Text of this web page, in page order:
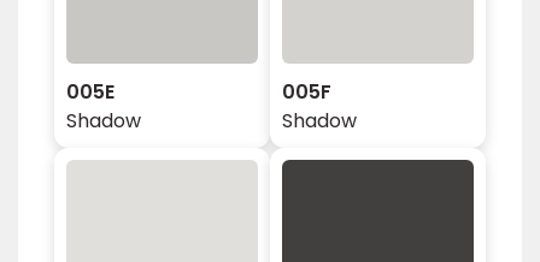
005E
Shadow
005F
Shadow